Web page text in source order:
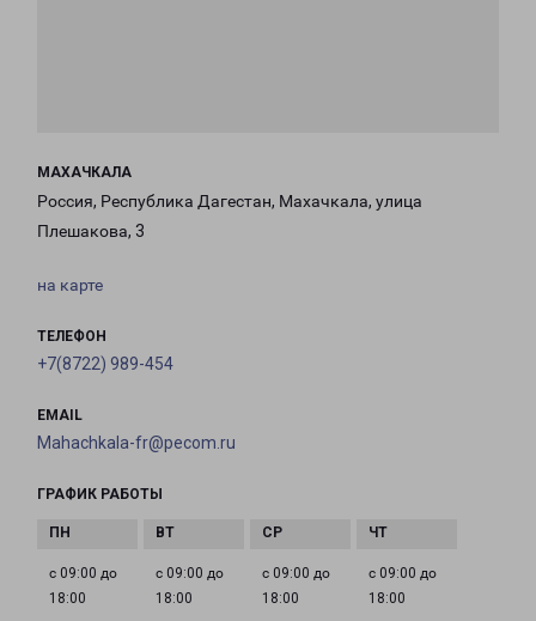
МАХАЧКАЛА
Россия, Республика Дагестан, Махачкала, улица
Плешакова, 3
на карте
ТЕЛЕФОН
+7(8722) 989-454
EMAIL
Mahachkala-fr@pecom.ru
ГРАФИК РАБОТЫ
с 09:00 до
18:00
с 09:00 до
18:00
с 09:00 до
18:00
с 09:00 до
18:00